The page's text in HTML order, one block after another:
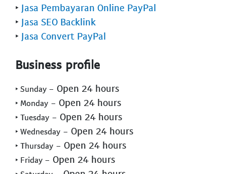
‣ Jasa Pembayaran Online PayPal
‣ Jasa SEO Backlink
‣ Jasa Convert PayPal
Business profile
‣ Sunday - Open 24 hours
‣ Monday - Open 24 hours
‣ Tuesday - Open 24 hours
‣ Wednesday - Open 24 hours
‣ Thursday - Open 24 hours
‣ Friday - Open 24 hours